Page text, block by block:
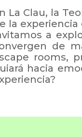
La Clau, la
la
a
de
rooms,
hacia